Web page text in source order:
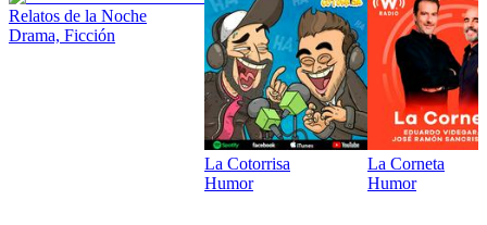
Relatos de la Noche
Drama, Ficción
La Cotorrisa
Humor
La Corneta
Humor